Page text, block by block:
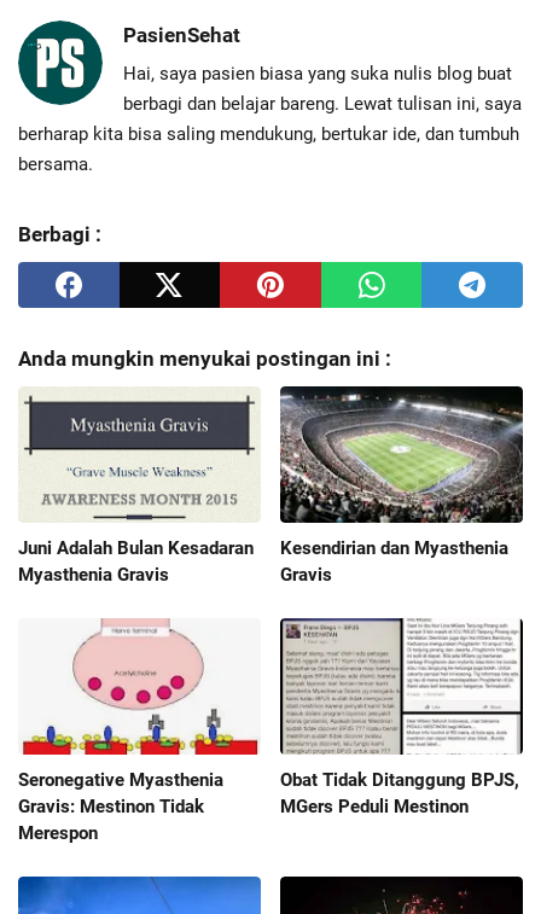
PasienSehat
Hai, saya pasien biasa yang suka nulis blog buat
berbagi dan belajar bareng. Lewat tulisan ini, saya
berharap kita bisa saling mendukung, bertukar ide, dan tumbuh
bersama.
Berbagi :
Anda mungkin menyukai postingan ini :
Juni Adalah Bulan Kesadaran
Myasthenia Gravis
Kesendirian dan Myasthenia
Gravis
Seronegative Myasthenia
Gravis: Mestinon Tidak
Merespon
Obat Tidak Ditanggung BPJS,
MGers Peduli Mestinon